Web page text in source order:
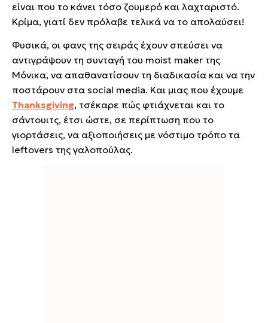
είναι που το κάνει τόσο ζουμερό και λαχταριστό.
Κρίμα, γιατί δεν πρόλαβε τελικά να το απολαύσει!
Φυσικά, οι φανς της σειράς έχουν σπεύσει να
αντιγράψουν τη συνταγή του moist maker της
Μόνικα, να απαθανατίσουν τη διαδικασία και να την
ποστάρουν στα social media. Και μιας που έχουμε
Thanksgiving, τσέκαρε πώς φτιάχνεται και το
σάντουιτς, έτσι ώστε, σε περίπτωση που το
γιορτάσεις, να αξιοποιήσεις με νόστιμο τρόπο τα
leftovers της γαλοπούλας.